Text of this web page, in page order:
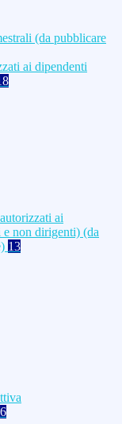
(da pubblicare
ai dipendenti
ai
non dirigenti) (da
13
6